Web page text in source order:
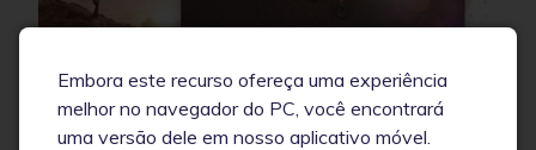
Embora este recurso ofereça uma experiência
melhor no navegador do PC, você encontrará
uma versão dele em nosso aplicativo móvel.